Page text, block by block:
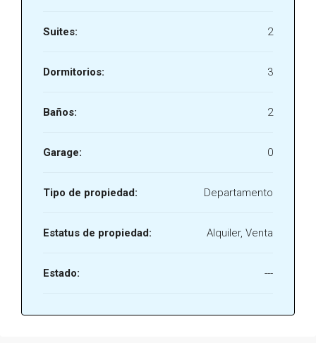
Suites: 2
Dormitorios: 3
Baños: 2
Garage: 0
Tipo de propiedad: Departamento
Estatus de propiedad: Alquiler, Venta
Estado: ---